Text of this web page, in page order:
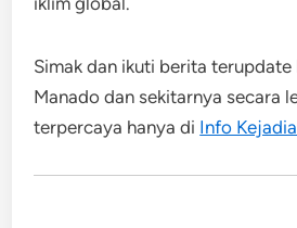
Simak dan ikuti berita
Manado dan sekitarnya secara
terpercaya hanya di Info